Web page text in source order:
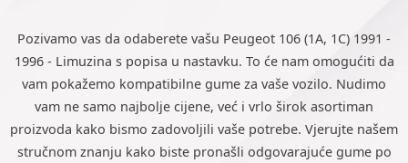
Pozivamo vas da odaberete vašu Peugeot 106 (1A, 1C) 1991 -
1996 - Limuzina s popisa u nastavku. To će nam omogućiti da
vam pokažemo kompatibilne gume za vaše vozilo. Nudimo
vam ne samo najbolje cijene, već i vrlo širok asortiman
proizvoda kako bismo zadovoljili vaše potrebe. Vjerujte našem
stručnom znanju kako biste pronašli odgovarajuće gume po